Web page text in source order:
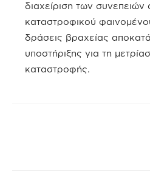
διαχείριση των
καταστροφικού
δράσεις βραχείας
υποστήριξης για τη
καταστροφής.